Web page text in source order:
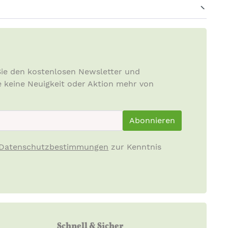
den kostenlosen Newsletter und
keine Neuigkeit oder Aktion mehr von
Abonnieren
zur Kenntnis